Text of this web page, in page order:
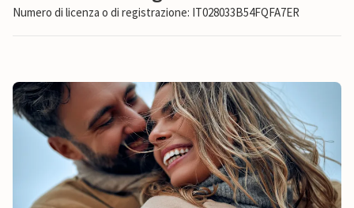
Numero di licenza o di registrazione: IT028033B54FQFA7ER